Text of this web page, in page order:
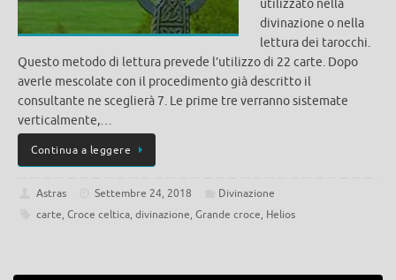
utilizzato nella
divinazione o nella
lettura dei tarocchi.
Questo metodo di lettura prevede l’utilizzo di 22 carte. Dopo
averle mescolate con il procedimento già descritto il
consultante ne sceglierà 7. Le prime tre verranno sistemate
verticalmente,…
Continua a leggere
Astras Settembre 24, 2018
Divinazione
carte, Croce celtica, divinazione, Grande croce, Helios